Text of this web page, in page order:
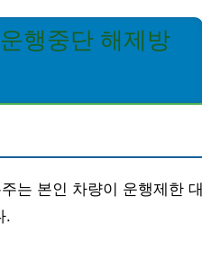
행중단 해제방
는 본인 차량이 운행제한 대
.